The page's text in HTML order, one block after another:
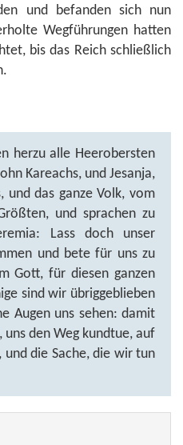
und befanden sich nun
Wegführungen hatten
bis das Reich schließlich
herzu alle Heerobersten
Kareachs, und Jesanja,
und das ganze Volk, vom
und sprachen zu
Lass doch unser
und bete für uns zu
Gott, für diesen ganzen
sind wir übriggeblieben
Augen uns sehen: damit
uns den Weg kundtue, auf
die Sache, die wir tun